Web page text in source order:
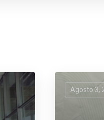
Agosto 3,